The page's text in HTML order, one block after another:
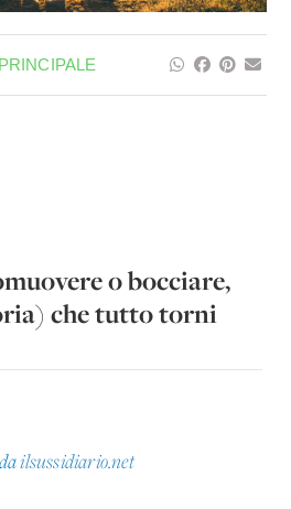
o bocciare,
che tutto torni
ilsussidiario.net